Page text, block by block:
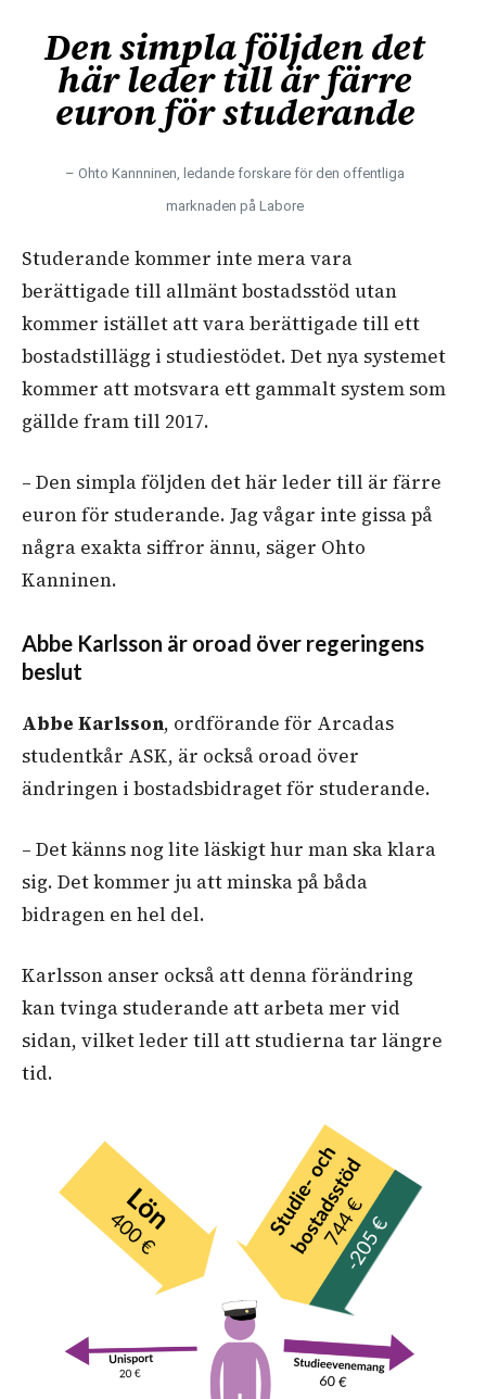
Den simpla följden det
här leder till är färre
euron för studerande
– Ohto Kannninen, ledande forskare för den offentliga
marknaden på Labore
Studerande kommer inte mera vara
berättigade till allmänt bostadsstöd utan
kommer istället att vara berättigade till ett
bostadstillägg i studiestödet. Det nya systemet
kommer att motsvara ett gammalt system som
gällde fram till 2017.
– Den simpla följden det här leder till är färre
euron för studerande. Jag vågar inte gissa på
några exakta siffror ännu, säger Ohto
Kanninen.
Abbe Karlsson är oroad över regeringens
beslut
Abbe Karlsson, ordförande för Arcadas
studentkår ASK, är också oroad över
ändringen i bostadsbidraget för studerande.
– Det känns nog lite läskigt hur man ska klara
sig. Det kommer ju att minska på båda
bidragen en hel del.
Karlsson anser också att denna förändring
kan tvinga studerande att arbeta mer vid
sidan, vilket leder till att studierna tar längre
tid.